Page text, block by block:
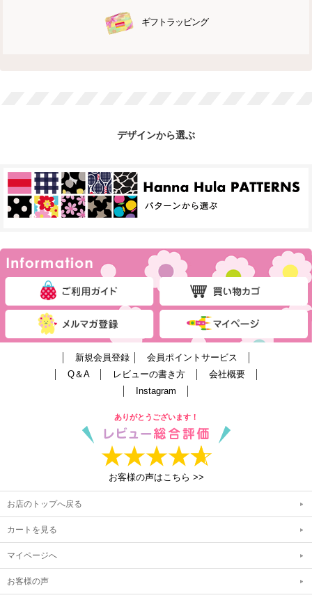
ギフトラッピング
デザインから選ぶ
新規会員登録│ 会員ポイントサービス
Q＆A│ レビューの書き方│ 会社概要│
Instagram
ありがとうございます！
お客様の声はこちら >>
お店のトップへ戻る
カートを見る
マイページへ
お客様の声